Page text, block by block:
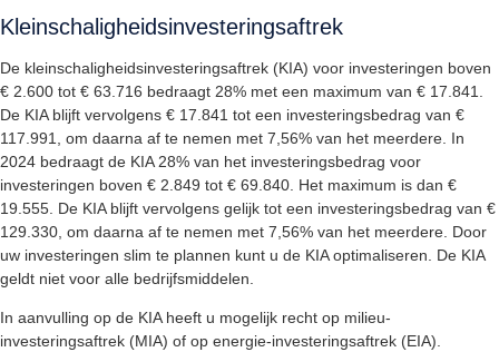
Kleinschaligheidsinvesteringsaftrek
De kleinschaligheidsinvesteringsaftrek (KIA) voor investeringen boven
€ 2.600 tot € 63.716 bedraagt 28% met een maximum van € 17.841.
De KIA blijft vervolgens € 17.841 tot een investeringsbedrag van €
117.991, om daarna af te nemen met 7,56% van het meerdere. In
2024 bedraagt de KIA 28% van het investeringsbedrag voor
investeringen boven € 2.849 tot € 69.840. Het maximum is dan €
19.555. De KIA blijft vervolgens gelijk tot een investeringsbedrag van €
129.330, om daarna af te nemen met 7,56% van het meerdere. Door
uw investeringen slim te plannen kunt u de KIA optimaliseren. De KIA
geldt niet voor alle bedrijfsmiddelen.
In aanvulling op de KIA heeft u mogelijk recht op milieu-
investeringsaftrek (MIA) of op energie-investeringsaftrek (EIA).